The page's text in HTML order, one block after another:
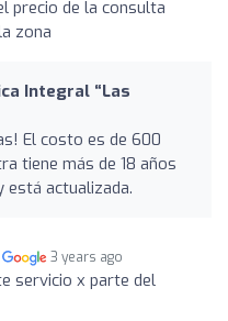
precio de la consulta
zona
Integral “Las
El costo es de 600
tiene más de 18 años
está actualizada.
3 years ago
servicio x parte del